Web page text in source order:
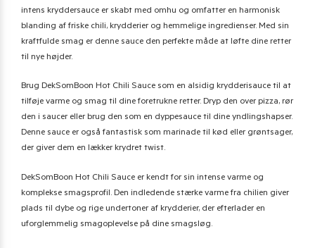
intens kryddersauce er skabt med omhu og omfatter en harmonisk
blanding af friske chili, krydderier og hemmelige ingredienser. Med sin
kraftfulde smag er denne sauce den perfekte måde at løfte dine retter
til nye højder.
Brug DekSomBoon Hot Chili Sauce som en alsidig krydderisauce til at
tilføje varme og smag til dine foretrukne retter. Dryp den over pizza, rør
den i saucer eller brug den som en dyppesauce til dine yndlingshapser.
Denne sauce er også fantastisk som marinade til kød eller grøntsager,
der giver dem en lækker krydret twist.
DekSomBoon Hot Chili Sauce er kendt for sin intense varme og
komplekse smagsprofil. Den indledende stærke varme fra chilien giver
plads til dybe og rige undertoner af krydderier, der efterlader en
uforglemmelig smagoplevelse på dine smagsløg.